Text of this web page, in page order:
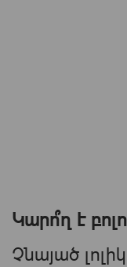
Կարո՞ղ է
Չնայած